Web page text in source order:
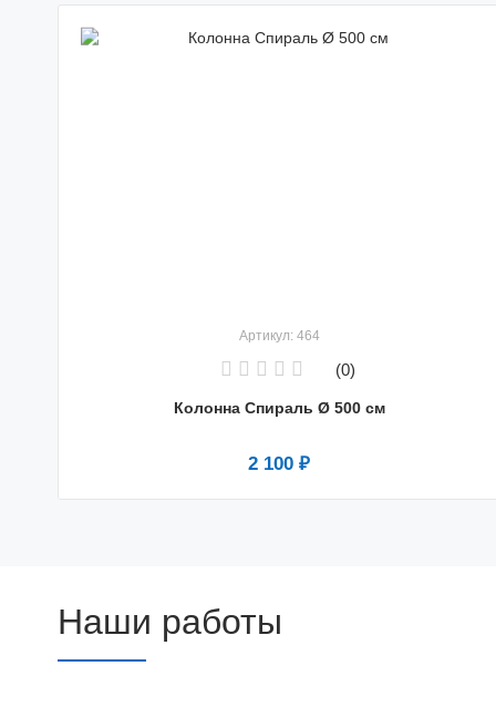
Артикул: 464
(0)
Колонна Спираль Ø 500 см
2 100 ₽
Наши работы